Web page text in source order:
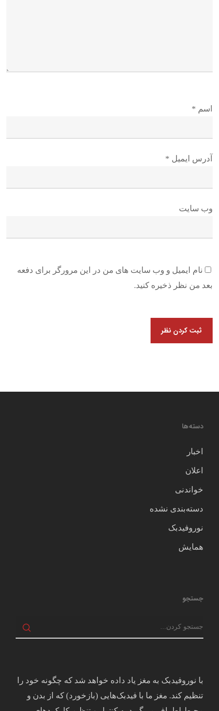
اسم *
آدرس ایمیل *
وب سایت
نام ایمیل و وب سایت های من در این مرورگر برای دفعه
بعد من نظر ذخیره کنید.
دسته‌ها
اخبار
اعلان
خواندنی
دسته‌بندی نشده
نوروفیدبک
همایش
جستجو
با نوروفیدبک به مغز ياد داده خواهد شد كه چگونه خود را
تنظيم كند. مغز ما با فيدبک‌هايی (بازخورد) که از بدن و